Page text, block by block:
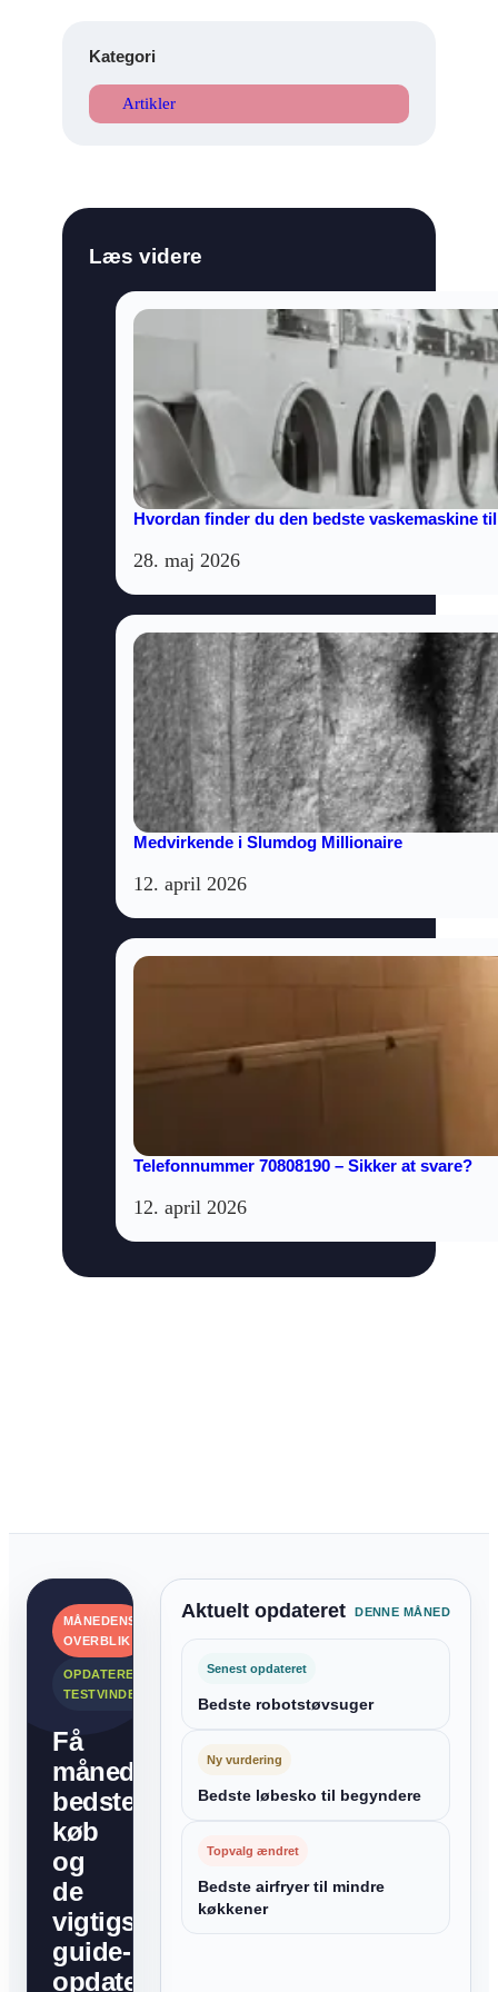
Kategori
Artikler
Læs videre
Hvordan finder du den bedste vaskemaskine
28. maj 2026
Medvirkende i Slumdog Millionaire
12. april 2026
Telefonnummer 70808190 – Sikker at svare?
12. april 2026
MÅNEDENS
OVERBLIK
OPDATEREDE
TESTVINDERE
Få
månedens
bedste
køb
og
de
vigtigste
guide-
opdateringer
Aktuelt opdateret DENNE MÅNED
Senest opdateret
Bedste robotstøvsuger
Ny vurdering
Bedste løbesko til begyndere
Topvalg ændret
Bedste airfryer til mindre
køkkener